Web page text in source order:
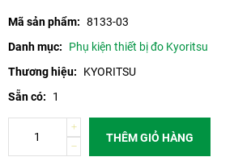
Mã sản phẩm: 8133-03
Danh mục:
Phụ kiện thiết bị đo Kyoritsu
Thương hiệu:
KYORITSU
Sẵn có:
1
THÊM GIỎ HÀNG